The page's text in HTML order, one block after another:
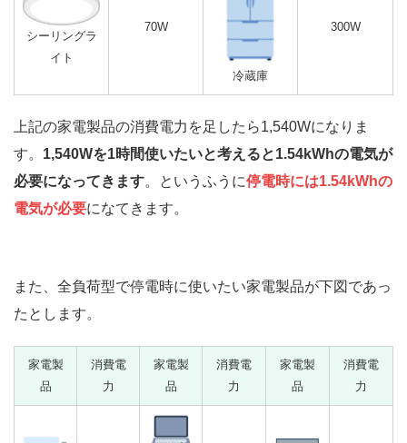
シーリングラ
イト
70W
冷蔵庫
300W
上記の家電製品の消費電力を足したら1,540Wになりま
す。 1,540Wを1時間使いたいと考えると1.54kWhの電気が
必要になってきます。というふうに停電時には1.54kWhの
電気が必要になてきます。
また、全負荷型で停電時に使いたい家電製品が下図であっ
たとします。
家電製
品
消費電
力
家電製
品
消費電
力
家電製
品
消費電
力